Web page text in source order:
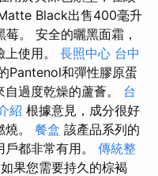
Black出售400毫升
。 安全的曬黑面霜，
使用。 長照中心 台中
Pantenol和彈性膠原蛋
過度乾燥的蘆薈。 台
紹 根據意見，成分很好
。 餐盒 該產品系列的
都非常有用。 傳統整
如果您需要持久的棕褐